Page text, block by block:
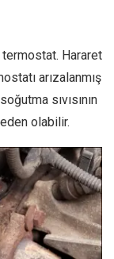
Hararet
arızalanmış
sıvısının
olabilir.